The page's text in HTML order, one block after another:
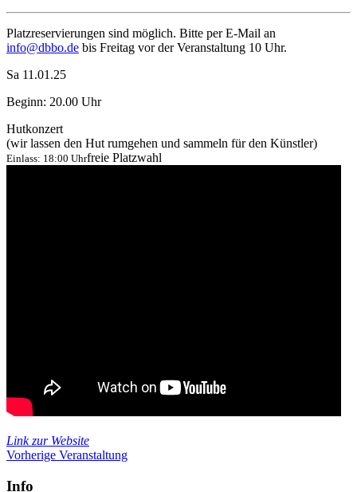
Platzreservierungen sind möglich. Bitte per E-Mail an
info@dbbo.de bis Freitag vor der Veranstaltung 10 Uhr.
Sa 11.01.25
Beginn: 20.00 Uhr
Hutkonzert
(wir lassen den Hut rumgehen und sammeln für den Künstler)
Einlass: 18:00 Uhrfreie Platzwahl
Link zur Website
Vorherige Veranstaltung
Info